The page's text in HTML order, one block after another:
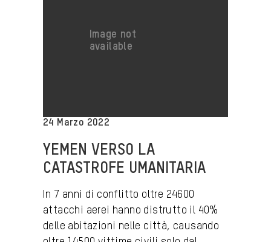
24 Marzo 2022
YEMEN VERSO LA
CATASTROFE UMANITARIA
In 7 anni di conflitto oltre 24600
attacchi aerei hanno distrutto il 40%
delle abitazioni nelle città, causando